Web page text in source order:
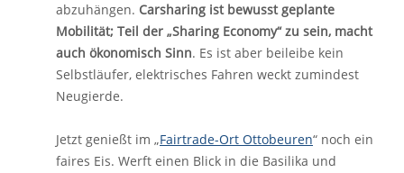
abzuhängen. Carsharing ist bewusst geplante
Mobilität; Teil der „Sharing Economy“ zu sein, macht
auch ökonomisch Sinn. Es ist aber beileibe kein
Selbstläufer, elektrisches Fahren weckt zumindest
Neugierde.
Jetzt genießt im „Fairtrade-Ort Ottobeuren“ noch ein
faires Eis. Werft einen Blick in die Basilika und